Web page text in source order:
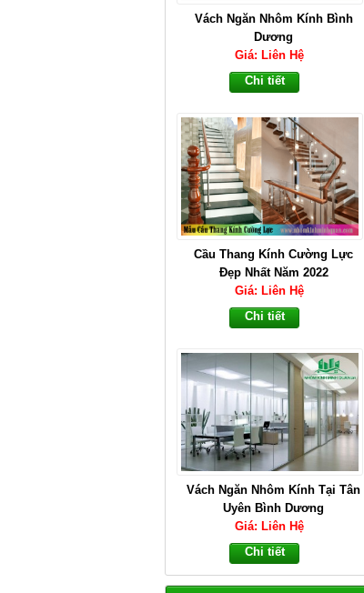
Vách Ngăn Nhôm Kính Bình
Dương
Giá: Liên Hệ
Chi tiết
Cầu Thang Kính Cường Lực
Đẹp Nhất Năm 2022
Giá: Liên Hệ
Chi tiết
Vách Ngăn Nhôm Kính Tại Tân
Uyên Bình Dương
Giá: Liên Hệ
Chi tiết